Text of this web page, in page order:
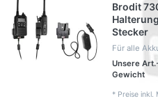
Brodit
Stecker
Für alle
Unsere
Gewicht
* Preise inkl.